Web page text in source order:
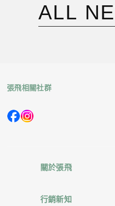
ALL NE
張飛相關社群
關於張飛
行銷新知